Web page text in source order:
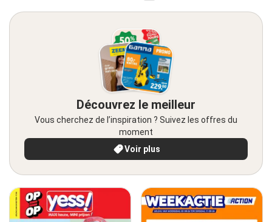
Découvrez le meilleur
Vous cherchez de l’inspiration ? Suivez les offres du
moment
Voir plus